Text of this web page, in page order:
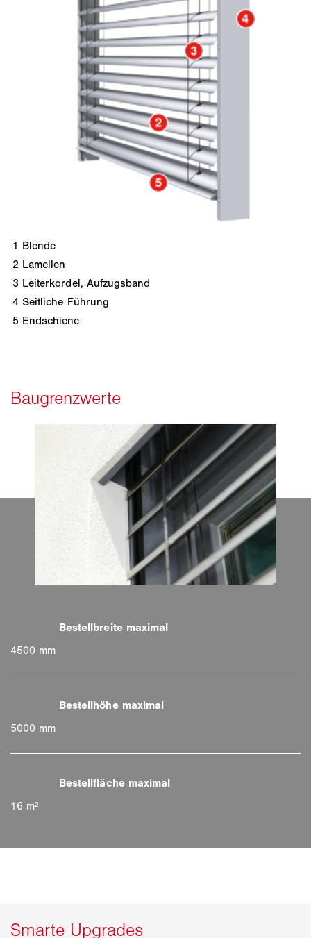
1 Blende
2 Lamellen
3 Leiterkordel, Aufzugsband
4 Seitliche Führung
5 Endschiene
4500 mm
5000 mm
16 m²